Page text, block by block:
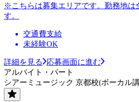
※こちらは募集エリアです。勤務地は
す。
交通費支給
未経験OK
詳細を見る
応募画面に進む
アルバイト・パート
シアーミュージック 京都校(ボーカル